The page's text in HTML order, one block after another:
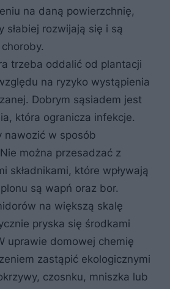
na daną powierzchnię,
słabiej rozwijają się i są
trzeba oddalić od plantacji
na ryzyko wystąpienia
Dobrym sąsiadem jest
która ogranicza infekcje.
nawozić w sposób
można przesadzać z
składnikami, które wpływają
są wapń oraz bor.
na większą skalę
pryska się środkami
uprawie domowej chemię
zastąpić ekologicznymi
czosnku, mniszka lub